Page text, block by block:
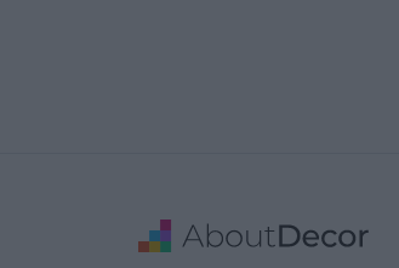
Adres
Dane Firmy